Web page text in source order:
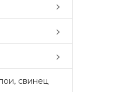
свинец